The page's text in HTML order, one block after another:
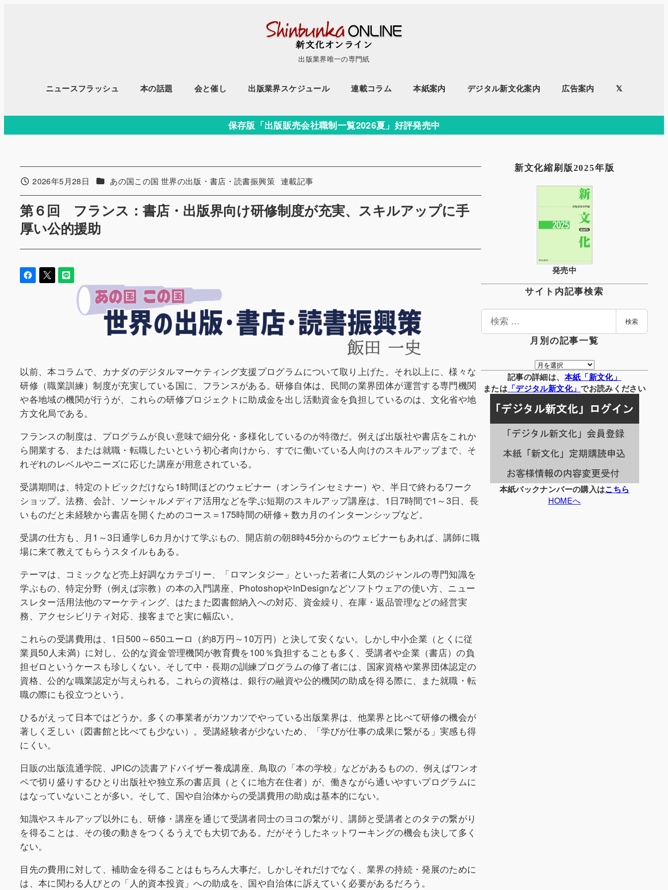
移
出版業界唯一の専門紙
ニュースフラッシュ 本の話題 会と催し 出版業界スケジュール 連載コラム 本紙案内 デジタル新文化案内 広告案内 𝕏
保存版「出版販売会社職制一覧2026夏」好評発売中
第６回 フランス：書店・出版界向け研修制度が充実、スキルアップに手
厚い公的援助
投稿日2026年5月28日 カテゴリー
あの国この国 世界の出版・書店・読書振興策 カテゴリー
連載記事
以前、本コラムで、カナダのデジタルマーケティング支援プログラムについて取り上げた。それ以上に、様々な
研修（職業訓練）制度が充実している国に、フランスがある。研修自体は、民間の業界団体が運営する専門機関
や各地域の機関が行うが、これらの研修プロジェクトに助成金を出し活動資金を負担しているのは、文化省や地
方文化局である。
フランスの制度は、プログラムが良い意味で細分化・多様化しているのが特徴だ。例えば出版社や書店をこれか
ら開業する、または就職・転職したいという初心者向けから、すでに働いている人向けのスキルアップまで、そ
れぞれのレベルやニーズに応じた講座が用意されている。
受講期間は、特定のトピックだけなら1時間ほどのウェビナー（オンラインセミナー）や、半日で終わるワーク
ショップ。法務、会計、ソーシャルメディア活用などを学ぶ短期のスキルアップ講座は、1日7時間で1～3日、長
いものだと未経験から書店を開くためのコース＝175時間の研修＋数カ月のインターンシップなど。
受講の仕方も、月1～3日通学し6カ月かけて学ぶもの、開店前の朝8時45分からのウェビナーもあれば、講師に職
場に来て教えてもらうスタイルもある。
テーマは、コミックなど売上好調なカテゴリー、「ロマンタジー」といった若者に人気のジャンルの専門知識を
学ぶもの、特定分野（例えば宗教）の本の入門講座、PhotoshopやInDesignなどソフトウェアの使い方、ニュー
スレター活用法他のマーケティング、はたまた図書館納入への対応、資金繰り、在庫・返品管理などの経営実
務、アクセシビリティ対応、接客までと実に幅広い。
これらの受講費用は、1日500～650ユーロ（約8万円～10万円）と決して安くない。しかし中小企業（とくに従
業員50人未満）に対し、公的な資金管理機関が教育費を100％負担することも多く、受講者や企業（書店）の負
担ゼロというケースも珍しくない。そして中・長期の訓練プログラムの修了者には、国家資格や業界団体認定の
資格、公的な職業認定が与えられる。これらの資格は、銀行の融資や公的機関の助成を得る際に、また就職・転
職の際にも役立つという。
ひるがえって日本ではどうか。多くの事業者がカツカツでやっている出版業界は、他業界と比べて研修の機会が
著しく乏しい（図書館と比べても少ない）。受講経験者が少ないため、「学びが仕事の成果に繋がる」実感も得
にくい。
日販の出版流通学院、JPICの読書アドバイザー養成講座、鳥取の「本の学校」などがあるものの、例えばワンオ
ペで切り盛りするひとり出版社や独立系の書店員（とくに地方在住者）が、働きながら通いやすいプログラムに
はなっていないことが多い。そして、国や自治体からの受講費用の助成は基本的にない。
知識やスキルアップ以外にも、研修・講座を通じて受講者同士のヨコの繋がり、講師と受講者とのタテの繋がり
を得ることは、その後の動きをつくるうえでも大切である。だがそうしたネットワーキングの機会も決して多く
ない。
目先の費用に対して、補助金を得ることはもちろん大事だ。しかしそれだけでなく、業界の持続・発展のために
は、本に関わる人びとの「人的資本投資」への助成を、国や自治体に訴えていく必要があるだろう。
新文化縮刷版2025年版
発売中
サイト内記事検索
検
検索
月別の記事一覧
月
別
の
事
一
覧
記事の詳細は、 本紙「新文化」
または 「デジタル新文化」でお読みください
本紙バックナンバーの購入はこちら
HOMEへ